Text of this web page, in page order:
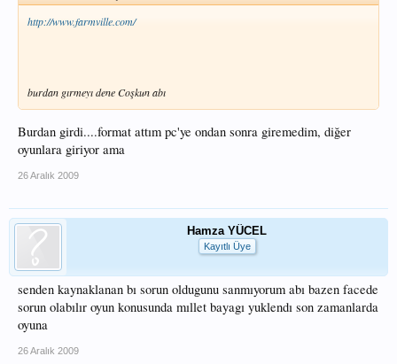
http://www.farmville.com/
burdan gırmeyı dene Coşkun abı
Burdan girdi....format attım pc'ye ondan sonra giremedim, diğer
oyunlara giriyor ama
26 Aralık 2009
Hamza YÜCEL
Kayıtlı Üye
senden kaynaklanan bı sorun oldugunu sanmıyorum abı bazen facede
sorun olabılır oyun konusunda mıllet bayagı yuklendı son zamanlarda
oyuna
26 Aralık 2009